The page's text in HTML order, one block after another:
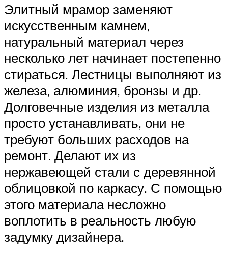
Элитный мрамор заменяют
искусственным камнем,
натуральный материал через
несколько лет начинает постепенно
стираться. Лестницы выполняют из
железа, алюминия, бронзы и др.
Долговечные изделия из металла
просто устанавливать, они не
требуют больших расходов на
ремонт. Делают их из
нержавеющей стали с деревянной
облицовкой по каркасу. С помощью
этого материала несложно
воплотить в реальность любую
задумку дизайнера.